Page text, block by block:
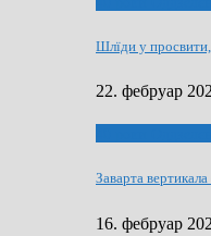
Шлїди у
22. фебруар
Заварта
16. фебруар